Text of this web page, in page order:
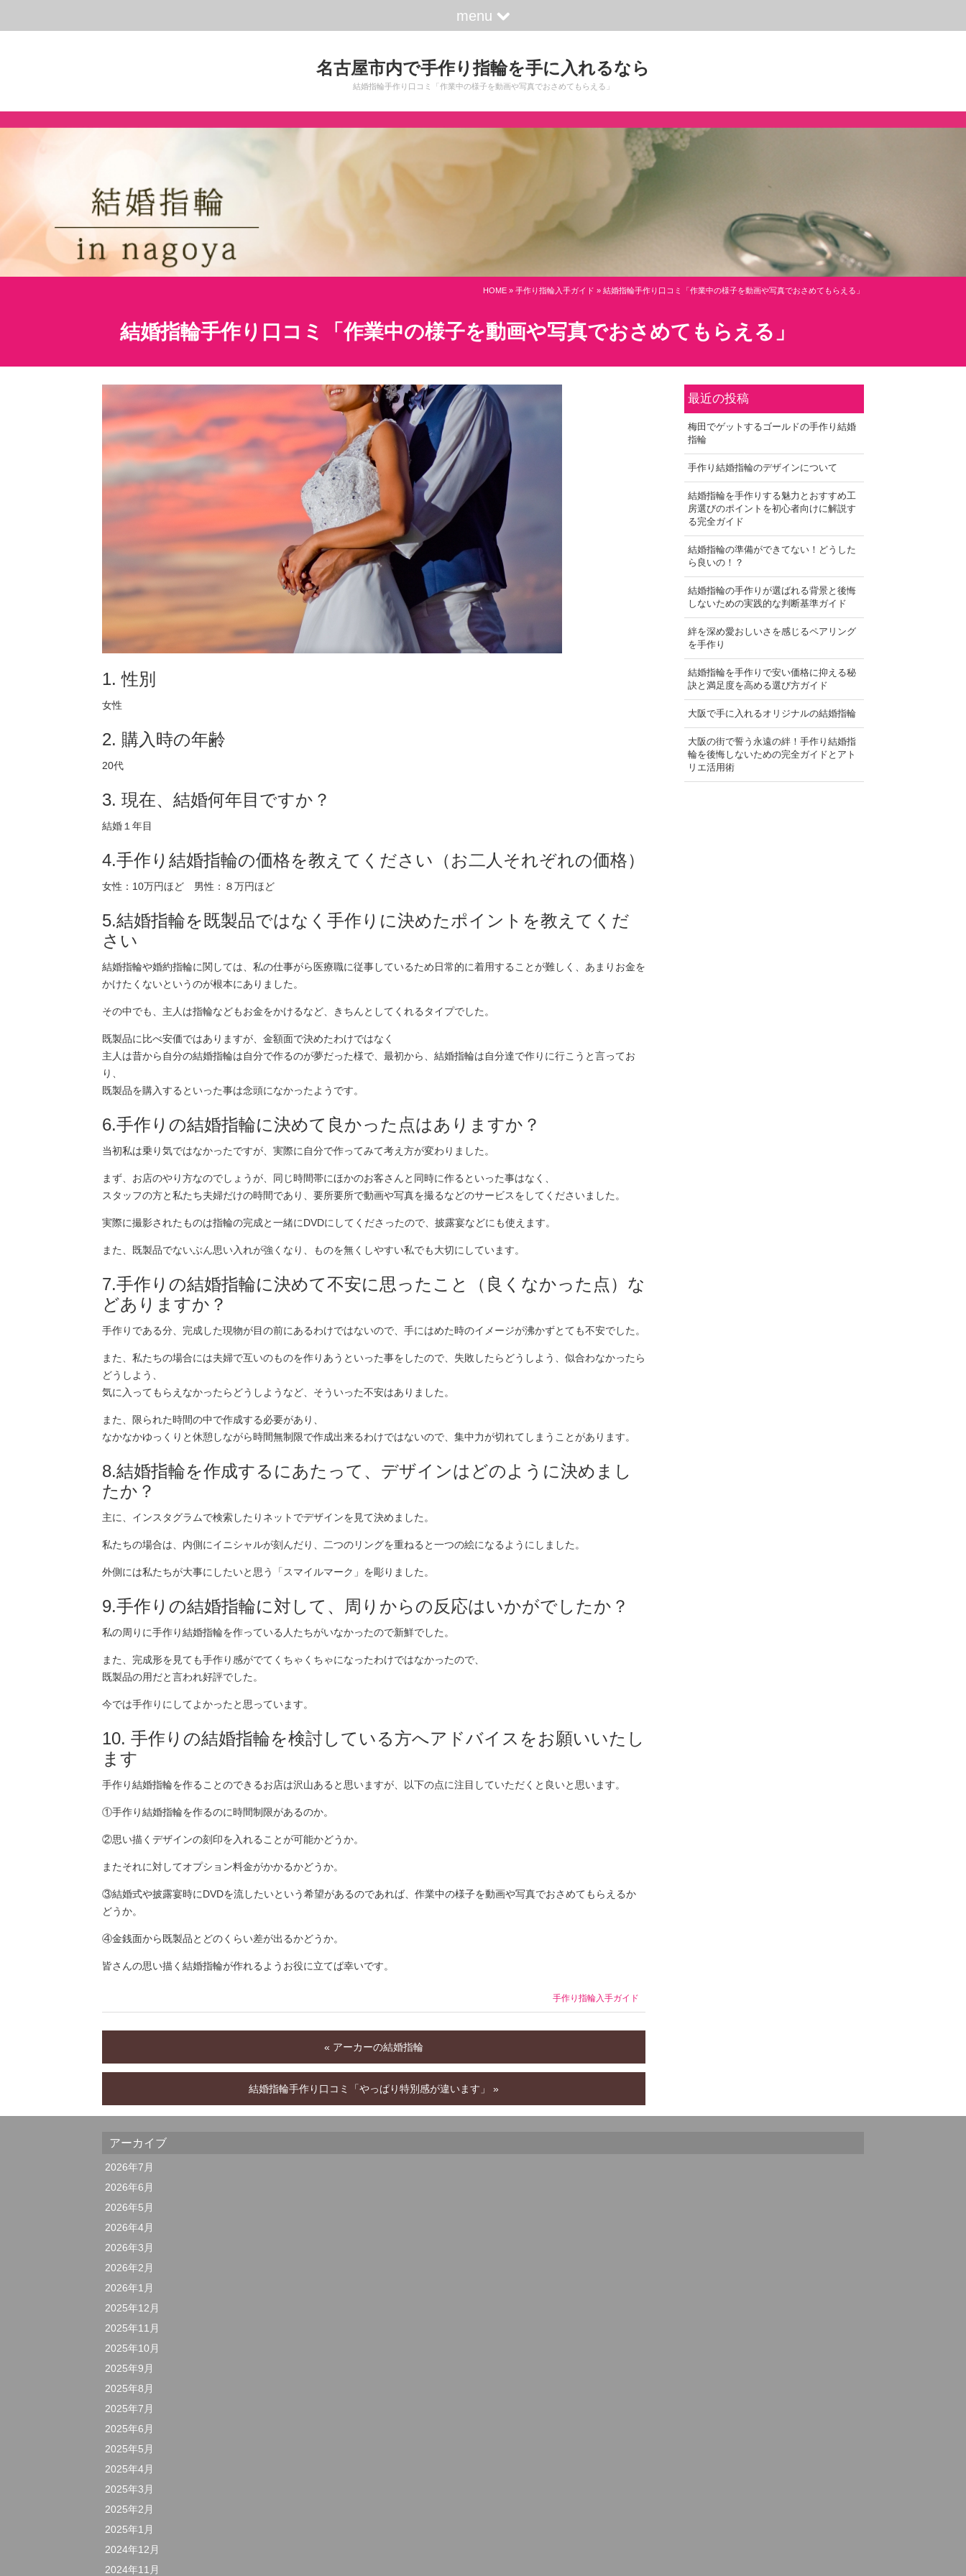
menu
名古屋市内で手作り指輪を手に入れるなら
結婚指輪手作り口コミ「作業中の様子を動画や写真でおさめてもらえる」
HOME » 手作り指輪入手ガイド » 結婚指輪手作り口コミ「作業中の様子を動画や写真でおさめてもらえる」
結婚指輪手作り口コミ「作業中の様子を動画や写真でおさめてもらえる」
1. 性別
女性
2. 購入時の年齢
20代
3. 現在、結婚何年目ですか？
結婚１年目
4.手作り結婚指輪の価格を教えてください（お二人それぞれの価格）
女性：10万円ほど 男性：８万円ほど
5.結婚指輪を既製品ではなく手作りに決めたポイントを教えてくだ
さい
結婚指輪や婚約指輪に関しては、私の仕事がら医療職に従事しているため日常的に着用することが難しく、あまりお金を
かけたくないというのが根本にありました。
その中でも、主人は指輪などもお金をかけるなど、きちんとしてくれるタイプでした。
既製品に比べ安価ではありますが、金額面で決めたわけではなく
主人は昔から自分の結婚指輪は自分で作るのが夢だった様で、最初から、結婚指輪は自分達で作りに行こうと言ってお
り、
既製品を購入するといった事は念頭になかったようです。
6.手作りの結婚指輪に決めて良かった点はありますか？
当初私は乗り気ではなかったですが、実際に自分で作ってみて考え方が変わりました。
まず、お店のやり方なのでしょうが、同じ時間帯にほかのお客さんと同時に作るといった事はなく、
スタッフの方と私たち夫婦だけの時間であり、要所要所で動画や写真を撮るなどのサービスをしてくださいました。
実際に撮影されたものは指輪の完成と一緒にDVDにしてくださったので、披露宴などにも使えます。
また、既製品でないぶん思い入れが強くなり、ものを無くしやすい私でも大切にしています。
7.手作りの結婚指輪に決めて不安に思ったこと（良くなかった点）な
どありますか？
手作りである分、完成した現物が目の前にあるわけではないので、手にはめた時のイメージが沸かずとても不安でした。
また、私たちの場合には夫婦で互いのものを作りあうといった事をしたので、失敗したらどうしよう、似合わなかったら
どうしよう、
気に入ってもらえなかったらどうしようなど、そういった不安はありました。
また、限られた時間の中で作成する必要があり、
なかなかゆっくりと休憩しながら時間無制限で作成出来るわけではないので、集中力が切れてしまうことがあります。
8.結婚指輪を作成するにあたって、デザインはどのように決めまし
たか？
主に、インスタグラムで検索したりネットでデザインを見て決めました。
私たちの場合は、内側にイニシャルが刻んだり、二つのリングを重ねると一つの絵になるようにしました。
外側には私たちが大事にしたいと思う「スマイルマーク」を彫りました。
9.手作りの結婚指輪に対して、周りからの反応はいかがでしたか？
私の周りに手作り結婚指輪を作っている人たちがいなかったので新鮮でした。
また、完成形を見ても手作り感がでてくちゃくちゃになったわけではなかったので、
既製品の用だと言われ好評でした。
今では手作りにしてよかったと思っています。
10. 手作りの結婚指輪を検討している方へアドバイスをお願いいたし
ます
手作り結婚指輪を作ることのできるお店は沢山あると思いますが、以下の点に注目していただくと良いと思います。
①手作り結婚指輪を作るのに時間制限があるのか。
②思い描くデザインの刻印を入れることが可能かどうか。
またそれに対してオプション料金がかかるかどうか。
③結婚式や披露宴時にDVDを流したいという希望があるのであれば、作業中の様子を動画や写真でおさめてもらえるか
どうか。
④金銭面から既製品とどのくらい差が出るかどうか。
皆さんの思い描く結婚指輪が作れるようお役に立てば幸いです。
手作り指輪入手ガイド
« アーカーの結婚指輪
結婚指輪手作り口コミ「やっぱり特別感が違います」 »
最近の投稿
梅田でゲットするゴールドの手作り結婚
指輪
手作り結婚指輪のデザインについて
結婚指輪を手作りする魅力とおすすめ工
房選びのポイントを初心者向けに解説す
る完全ガイド
結婚指輪の準備ができてない！どうした
ら良いの！？
結婚指輪の手作りが選ばれる背景と後悔
しないための実践的な判断基準ガイド
絆を深め愛おしいさを感じるペアリング
を手作り
結婚指輪を手作りで安い価格に抑える秘
訣と満足度を高める選び方ガイド
大阪で手に入れるオリジナルの結婚指輪
大阪の街で誓う永遠の絆！手作り結婚指
輪を後悔しないための完全ガイドとアト
リエ活用術
アーカイブ
2026年7月
2026年6月
2026年5月
2026年4月
2026年3月
2026年2月
2026年1月
2025年12月
2025年11月
2025年10月
2025年9月
2025年8月
2025年7月
2025年6月
2025年5月
2025年4月
2025年3月
2025年2月
2025年1月
2024年12月
2024年11月